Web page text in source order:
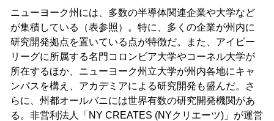
ニューヨーク州には、多数の半導体関連企業や大学など
が集積している（表参照）。特に、多くの企業が州内に
研究開発拠点を置いている点が特徴だ。また、アイビー
リーグに所属する名門コロンビア大学やコーネル大学が
所在するほか、ニューヨーク州立大学が州内各地にキャ
ンパスを構え、アカデミアによる研究開発も盛んだ。さ
らに、州都オールバニには世界有数の研究開発機関があ
る。非営利法人「NY CREATES (NYクリエーツ)」が運営